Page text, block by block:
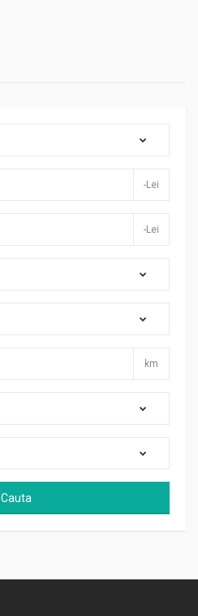
-Lei
-Lei
km
Cauta